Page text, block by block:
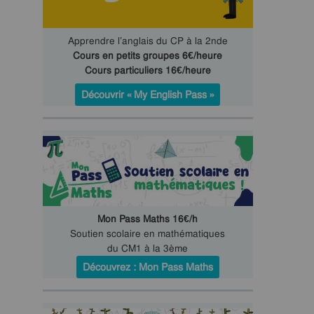
Apprendre l’anglais du CP à la 2nde
Cours en petits groupes 6€/heure
Cours particuliers 16€/heure
Découvrir « My English Pass »
Mon Pass Maths 16€/h
Soutien scolaire en mathématiques
du CM1 à la 3ème
Découvrez : Mon Pass Maths